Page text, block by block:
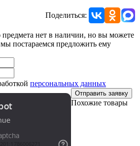
Поделиться:
нет в наличии, но вы можете
мы постараемся предложить ему
персональных данных
Отправить заявку
Похожие товары